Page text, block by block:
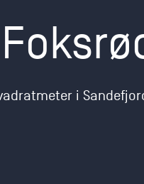
Ledige stillinger
i